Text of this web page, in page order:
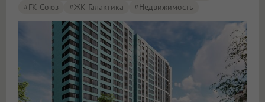
#ГК Союз
#ЖК Галактика #Недвижимость